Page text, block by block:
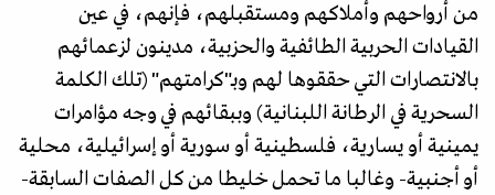
من أرواحهم وأملاكهم ومستقبلهم، فإنهم، في عين
القيادات الحربية الطائفية والحزبية، مدينون لزعمائهم
بالانتصارات التي حققوها لهم وبـ"كرامتهم" (تلك الكلمة
السحرية في الرطانة اللبنانية) وببقائهم في وجه مؤامرات
يمينية أو يسارية، فلسطينية أو سورية أو إسرائيلية، محلية
أو أجنبية- وغالبا ما تحمل خليطا من كل الصفات السابقة-